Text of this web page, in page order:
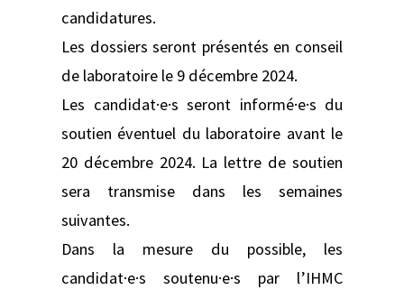
candidatures.
Les dossiers seront présentés en conseil
de laboratoire le 9 décembre 2024.
Les candidat·e·s seront informé·e·s du
soutien éventuel du laboratoire avant le
20 décembre 2024. La lettre de soutien
sera transmise dans les semaines
suivantes.
Dans la mesure du possible, les
candidat·e·s soutenu·e·s par l’IHMC